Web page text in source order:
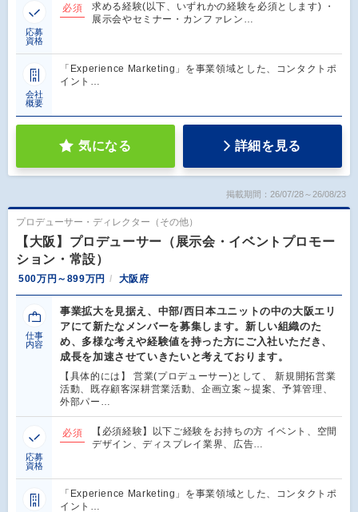
応募
資格
必須
求める経験(以下、いずれかの経験を必須とします) ・
展示会やセミナー・カンファレン…
会社
概要
「Experience Marketing」を事業領域とした、コンタクトポ
イント…
気になる 詳細を見る
掲載期間：26/07/28～26/08/23
プロデューサー・ディレクター（その他）
【大阪】プロデューサー（展示会・イベントプロモー
ション・常設）
500万円～899万円 大阪府
仕事
内容
事業拡大を見据え、中部/西日本ユニットの中の大阪エリ
アにて新たなメンバーを募集します。新しい組織のた
め、多様な考えや経験値を持った方にご入社いただき、
成長を加速させていきたいと考えております。
【具体的には】 営業(プロデューサー)として、 新規開拓営業
活動、既存顧客深耕営業活動、企画立案～提案、予算管理、
外部パー…
応募
資格
必須
【必須経験】以下ご経験をお持ちの方 イベント、空間
デザイン、ディスプレイ業界、広告…
「Experience Marketing」を事業領域とした、コンタクトポ
イント…